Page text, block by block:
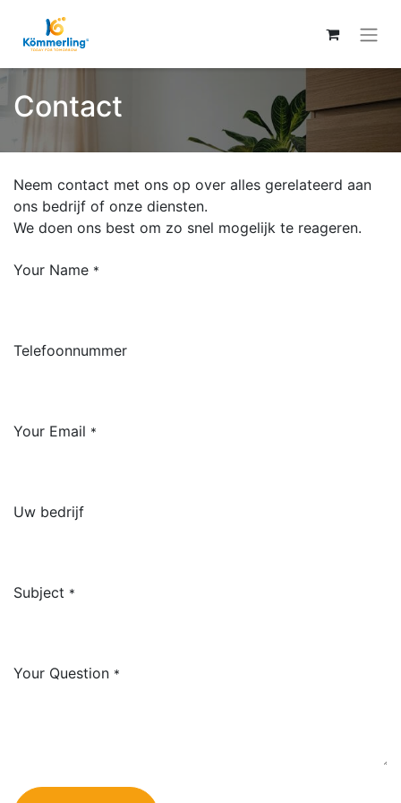
Contact
Neem contact met ons op over alles gerelateerd aan
ons bedrijf of onze diensten.
We doen ons best om zo snel mogelijk te reageren.
Your Name *
Telefoonnummer
Your Email *
Uw bedrijf
Subject *
Your Question *